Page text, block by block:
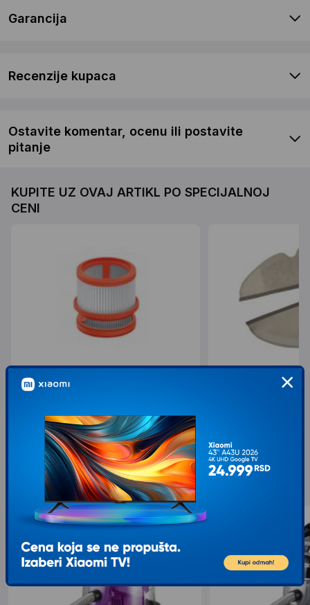
Garancija
Recenzije kupaca
Ostavite komentar, ocenu ili postavite
pitanje
KUPITE UZ OVAJ ARTIKL PO SPECIJALNOJ
CENI
XIAOMI Filter za štapni usisivač G9+/G10+
519,00
sa 60% popusta
XIAOMI Tkanina za
Slični proizvodi